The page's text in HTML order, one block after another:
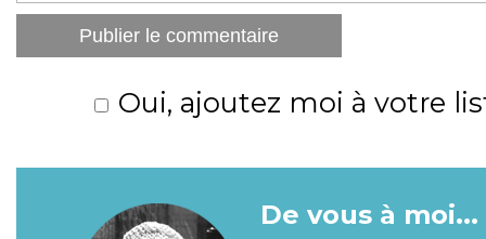
Oui, ajoutez moi à votre
De vous à moi...